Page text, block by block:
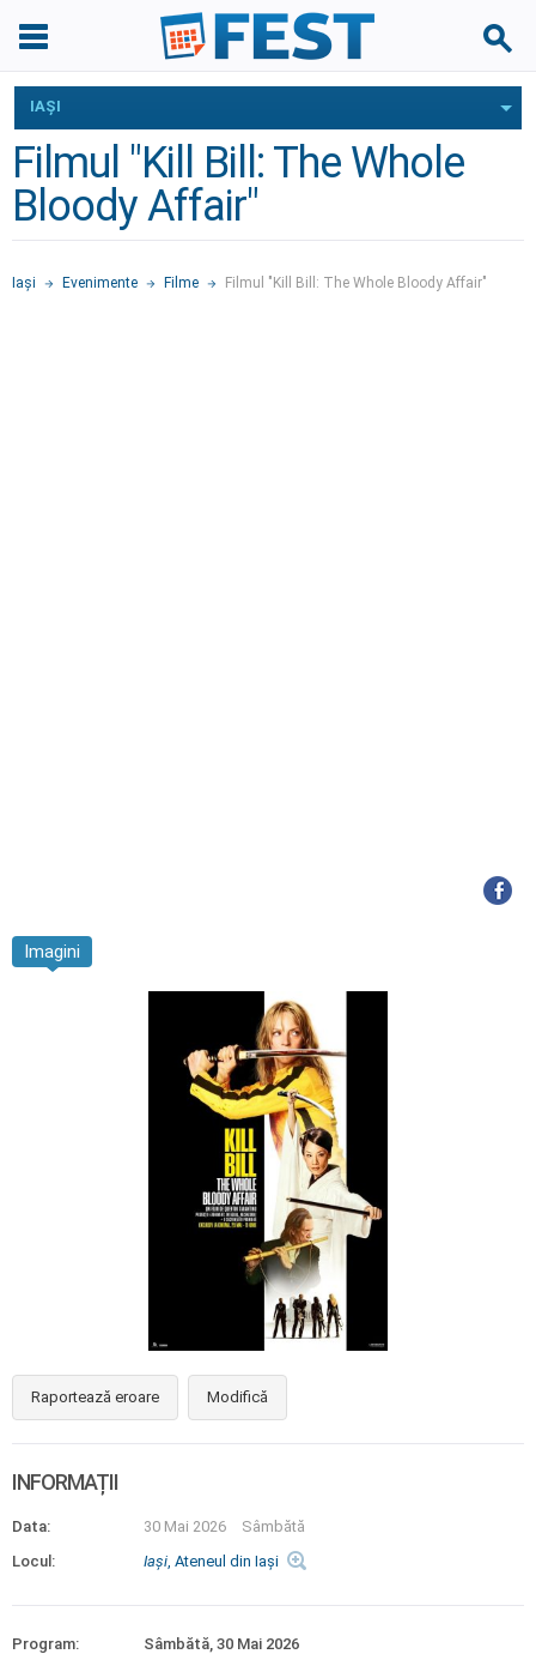
IAŞI
Filmul "Kill Bill: The Whole
Bloody Affair"
Iaşi Evenimente Filme Filmul "Kill Bill: The Whole Bloody Affair"
Imagini
Raportează eroare Modifică
INFORMAȚII
Data: 30 Mai 2026
Sâmbătă
Locul:
Iaşi, Ateneul din Iași
Program: Sâmbătă, 30 Mai 2026